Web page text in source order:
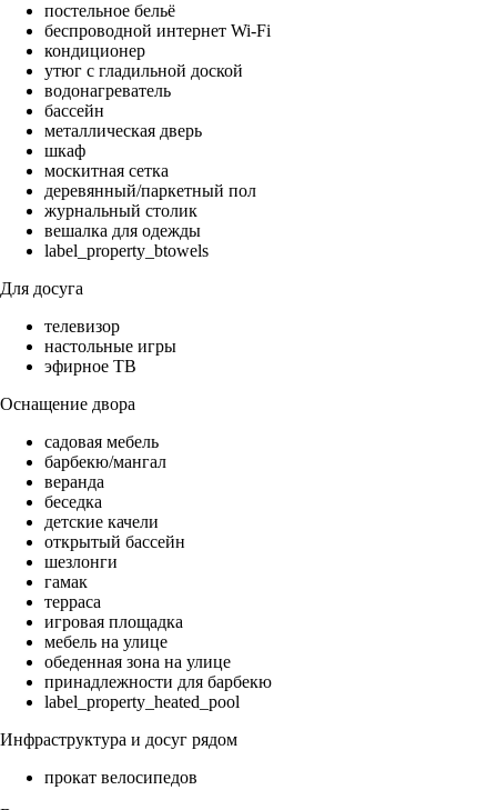
постельное бельё
беспроводной интернет Wi-Fi
кондиционер
утюг с гладильной доской
водонагреватель
бассейн
металлическая дверь
шкаф
москитная сетка
деревянный/паркетный пол
журнальный столик
вешалка для одежды
label_property_btowels
Для досуга
телевизор
настольные игры
эфирное ТВ
Оснащение двора
садовая мебель
барбекю/мангал
веранда
беседка
детские качели
открытый бассейн
шезлонги
гамак
терраса
игровая площадка
мебель на улице
обеденная зона на улице
принадлежности для барбекю
label_property_heated_pool
Инфраструктура и досуг рядом
прокат велосипедов